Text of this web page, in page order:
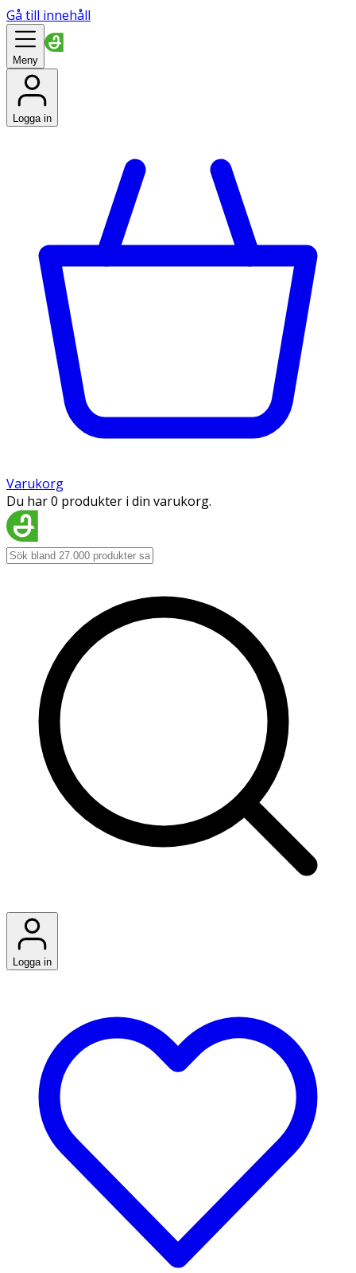
Gå till innehåll
Meny
Logga in
Varukorg
Du har 0 produkter i din varukorg.
Logga in